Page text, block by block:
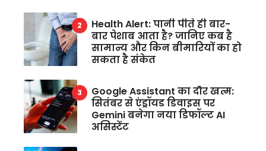
Health Alert: पानी पीते ही बार-
बार पेशाब आता है? जानिए कब है
सामान्य और किन बीमारियों का हो
सकता है संकेत
Google Assistant का दौर खत्म:
सितंबर से एंड्रॉयड डिवाइस पर
Gemini बनेगा नया डिफॉल्ट AI
असिस्टेंट